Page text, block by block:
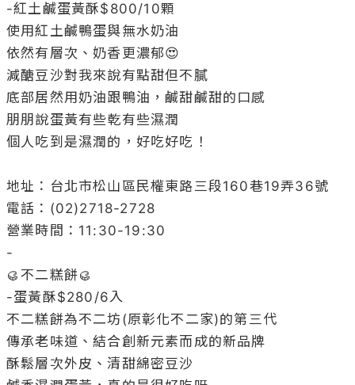
-紅土鹹蛋黃酥$800/10顆
使用紅土鹹鴨蛋與無水奶油
依然有層次、奶香更濃郁😍
減醣豆沙對我來說有點甜但不膩
底部居然用奶油跟鴨油，鹹甜鹹甜的口感
朋朋說蛋黃有些乾有些濕潤
個人吃到是濕潤的，好吃好吃！
地址：台北市松山區民權東路三段160巷19弄36號
電話：(02)2718-2728
營業時間：11:30-19:30
-
🥮不二糕餅🥮
-蛋黃酥$280/6入
不二糕餅為不二坊(原彰化不二家)的第三代
傳承老味道、結合創新元素而成的新品牌
酥鬆層次外皮、清甜綿密豆沙